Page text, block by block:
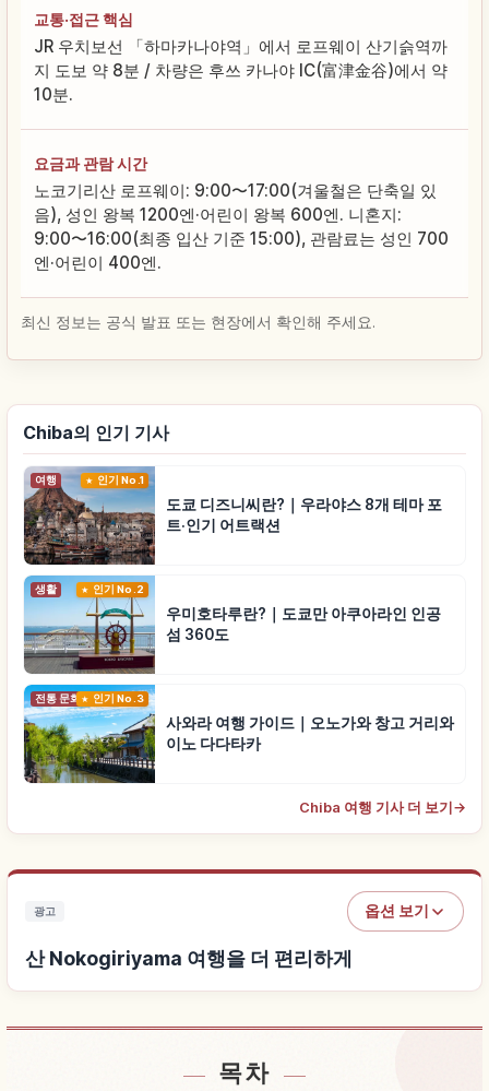
교통·접근 핵심
JR 우치보선 「하마카나야역」에서 로프웨이 산기슭역까
지 도보 약 8분 / 차량은 후쓰 카나야 IC(富津金谷)에서 약
10분.
요금과 관람 시간
노코기리산 로프웨이: 9:00〜17:00(겨울철은 단축일 있
음), 성인 왕복 1200엔·어린이 왕복 600엔. 니혼지:
9:00〜16:00(최종 입산 기준 15:00), 관람료는 성인 700
엔·어린이 400엔.
최신 정보는 공식 발표 또는 현장에서 확인해 주세요.
Chiba의 인기 기사
여행 인기 No.1
도쿄 디즈니씨란?｜우라야스 8개 테마 포
트·인기 어트랙션
생활 인기 No.2
우미호타루란?｜도쿄만 아쿠아라인 인공
섬 360도
전통 문화 인기 No.3
사와라 여행 가이드｜오노가와 창고 거리와
이노 다다타카
Chiba 여행 기사 더 보기 →
광고 옵션 보기
산 Nokogiriyama 여행을 더 편리하게
산 Nokogiriyama 근처 숙소 찾기
목차